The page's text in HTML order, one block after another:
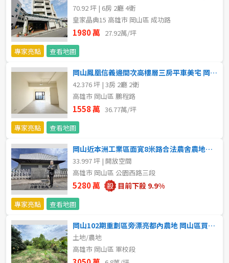
70.92 坪 | 6房 2廳 4衛
皇家晶典15 高雄市 岡山區 成功路
1980 萬 27.92萬/坪
專家亮點
查看地圖
岡山鳳凰信義邊間次高樓層三房平車美宅 岡山區買賣房
42.376 坪 | 3房 2廳 2衛
高雄市 岡山區 鵬程路
1558 萬 36.77萬/坪
專家亮點
查看地圖
岡山近本洲工業區面寛8米路合法農舍農地廠房 岡山區買賣房
33.997 坪 | 開放空間
高雄市 岡山區 公園西路三段
5280 萬 目前下殺 9.9%
專家亮點 查看地圖
岡山102期重劃區旁漂亮都內農地 岡山區買賣房
土地/農地
高雄市 岡山區 軍校段